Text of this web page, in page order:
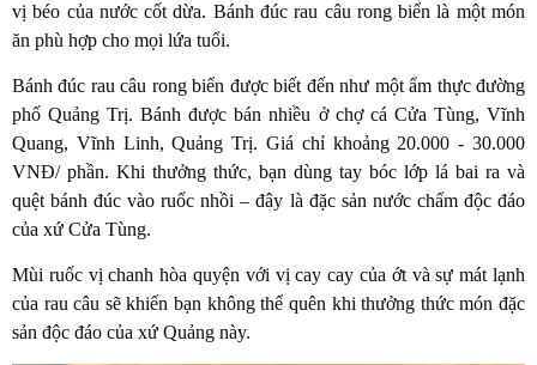
vị béo của nước cốt dừa. Bánh đúc rau câu rong biển là một món
ăn phù hợp cho mọi lứa tuổi.
Bánh đúc rau câu rong biển được biết đến như một ẩm thực đường
phố Quảng Trị. Bánh được bán nhiều ở chợ cá Cửa Tùng, Vĩnh
Quang, Vĩnh Linh, Quảng Trị. Giá chỉ khoảng 20.000 - 30.000
VNĐ/ phần. Khi thưởng thức, bạn dùng tay bóc lớp lá bai ra và
quệt bánh đúc vào ruốc nhồi – đây là đặc sản nước chấm độc đáo
của xứ Cửa Tùng.
Mùi ruốc vị chanh hòa quyện với vị cay cay của ớt và sự mát lạnh
của rau câu sẽ khiến bạn không thể quên khi thưởng thức món đặc
sản độc đáo của xứ Quảng này.